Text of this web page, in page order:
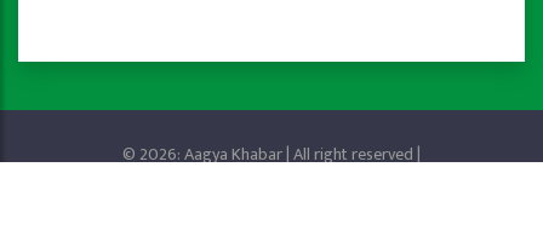
© 2026: Aagya Khabar | All right reserved |